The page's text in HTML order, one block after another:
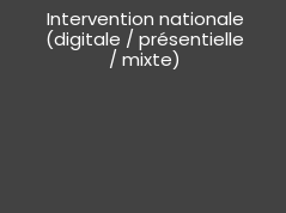
Intervention nationale
(digitale / présentielle
/ mixte)